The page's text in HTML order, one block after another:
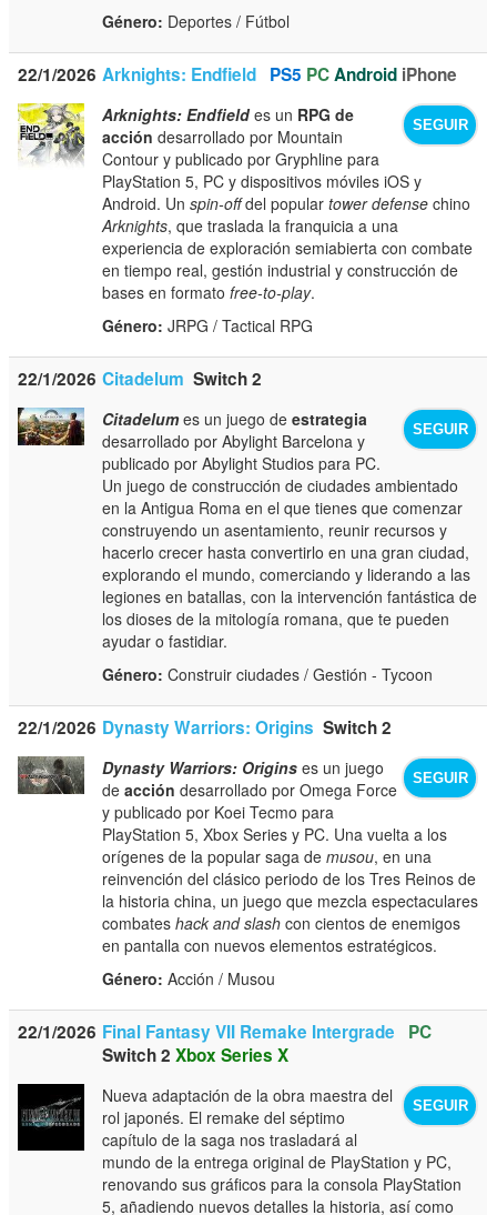
Género: Deportes / Fútbol
22/1/2026 Arknights: Endfield PS5 PCAndroid iPhone
SEGUIR
Arknights: Endfieldes un RPG de
acción desarrollado por Mountain
Contour y publicado por Gryphline para
PlayStation 5, PC y dispositivos móviles iOS y
Android. Unspin-offdel populartower defense chino
Arknights, que traslada la franquicia a una
experiencia de exploración semiabierta con combate
en tiempo real, gestión industrial y construcción de
bases en formatofree-to-play.
Género: JRPG / Tactical RPG
22/1/2026 Citadelum Switch 2
SEGUIR
Citadelumes un juego deestrategia
desarrollado por Abylight Barcelona y
publicado por Abylight Studios para PC.
Un juego de construcción de ciudades ambientado
en la Antigua Roma en el que tienes que comenzar
construyendo un asentamiento, reunir recursos y
hacerlo crecer hasta convertirlo en una gran ciudad,
explorando el mundo, comerciando y liderando a las
legiones en batallas, con la intervención fantástica de
los dioses de la mitología romana, que te pueden
ayudar o fastidiar.
Género: Construir ciudades / Gestión - Tycoon
22/1/2026 Dynasty Warriors: Origins Switch 2
SEGUIR
Dynasty Warriors: Origins es un juego
deacción desarrollado por Omega Force
y publicado por Koei Tecmo para
PlayStation 5, Xbox Series y PC. Una vuelta a los
orígenes de la popular saga demusou, en una
reinvención del clásico periodo de los Tres Reinos de
la historia china, un juego que mezcla espectaculares
combateshack and slash con cientos de enemigos
en pantalla con nuevos elementos estratégicos.
Género: Acción / Musou
22/1/2026 Final Fantasy VII Remake Intergrade
PC
Switch 2 Xbox Series X
SEGUIR
Nueva adaptación de la obra maestra del
rol japonés. El remake del séptimo
capítulo de la saga nos trasladará al
mundo de la entrega original de PlayStation y PC,
renovando sus gráficos para la consola PlayStation
5, añadiendo nuevos detalles la historia, así como